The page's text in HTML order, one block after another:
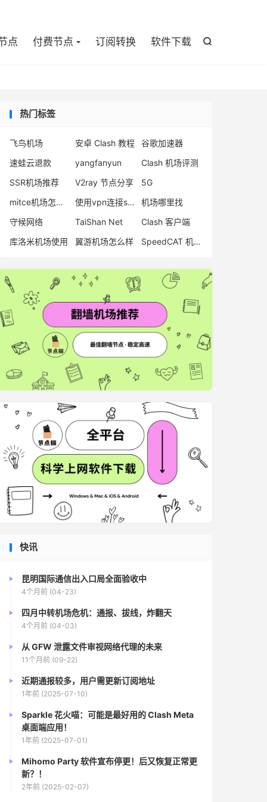

点 付费节点 订阅转换 软件下载
热门标签
飞鸟机场 安卓 Clash 教程
谷歌加速器
速蛙云退款
yangfanyun
Clash 机场评测
SSR机场推荐
V2ray 节点分享
5G
mitce机场怎么样
使用vpn连接steam
机场哪里找
守候网络
TaiShan Net
Clash 客户端
库洛米机场使用
翼游机场怎么样 SpeedCAT 机场
快讯
昆明国际通信出入口局全面验收中
4个月前 (04-23)
四月中转机场危机：通报、拔线，炸翻天
4个月前 (04-03)
从 GFW 泄露文件审视网络代理的未来
11个月前 (09-22)
近期通报较多，用户需更新订阅地址
1年前 (2025-07-10)
Sparkle 花火喵：可能是最好用的 Clash Meta
桌面端应用！
1年前 (2025-07-01)
Mihomo Party 软件宣布停更！后又恢复正常更
新？！
2年前 (2025-02-07)